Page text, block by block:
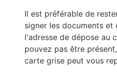
Il est préférable de
signer les documents et
l'adresse de dépose au
pouvez pas être
carte grise peut vous